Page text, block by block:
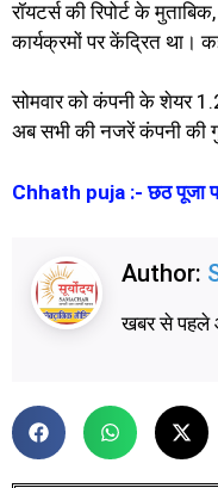
रॉयटर्स की रिपोर्ट के
कार्यक्रमों पर केंद्रित था।
सोमवार को कंपनी के शेयर
अब सभी की नजरें कंपनी की
Chhath puja :- छठ पूजा
Author:
खबर से